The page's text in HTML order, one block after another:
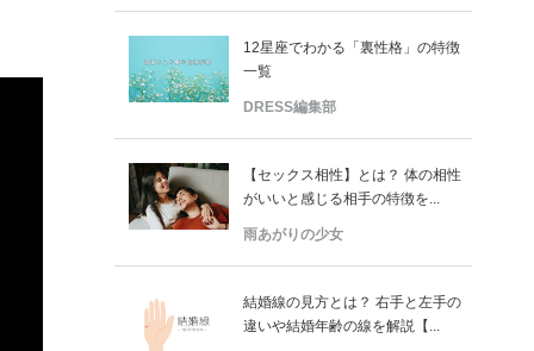
12星座でわかる「裏性格」の特徴
一覧
DRESS編集部
【セックス相性】とは？ 体の相性
がいいと感じる相手の特徴を...
雨あがりの少女
結婚線の見方とは？ 右手と左手の
違いや結婚年齢の線を解説【...